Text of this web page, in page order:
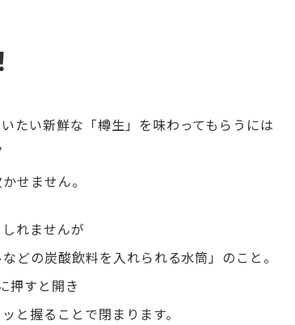
たい新鮮な「樽生」を味わってもらうには
せません。
れませんが
どの炭酸飲料を入れられる水筒」のこと。
押すと開き
と握ることで閉まります。